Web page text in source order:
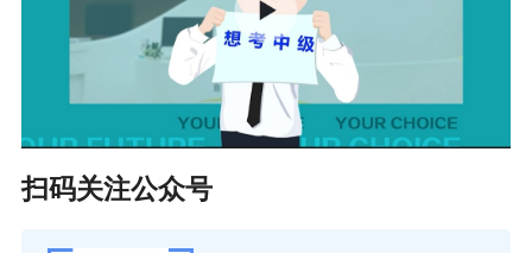
扫码关注公众号